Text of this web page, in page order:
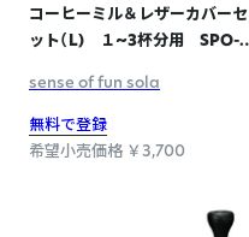
コーヒーミル＆レザーカバーセ
ット（L) １~3杯分用 SPO-
sense of fun sola
無料で登録
希望小売価格 ￥3,700